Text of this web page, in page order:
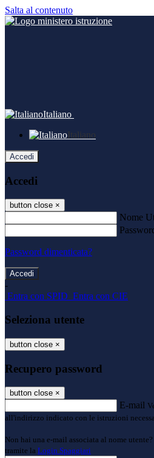
Salta al contenuto
Italiano
Italiano
Accedi
Accedi
button close ×
Nome
Password dimenticata?
-
Entra con SPID Entra con CIE
Seleziona utente
button close ×
Recupero password
button close ×
E-mail
all'indirizzo indicato con le istruzioni
Non hai una e-mail associata al nome
tramite la Login Spaggiari